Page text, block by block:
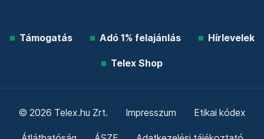
Támogatás Adó 1% felajánlás Hírlevelek
Telex Shop
© 2026 Telex.hu Zrt. Impresszum Etikai kódex